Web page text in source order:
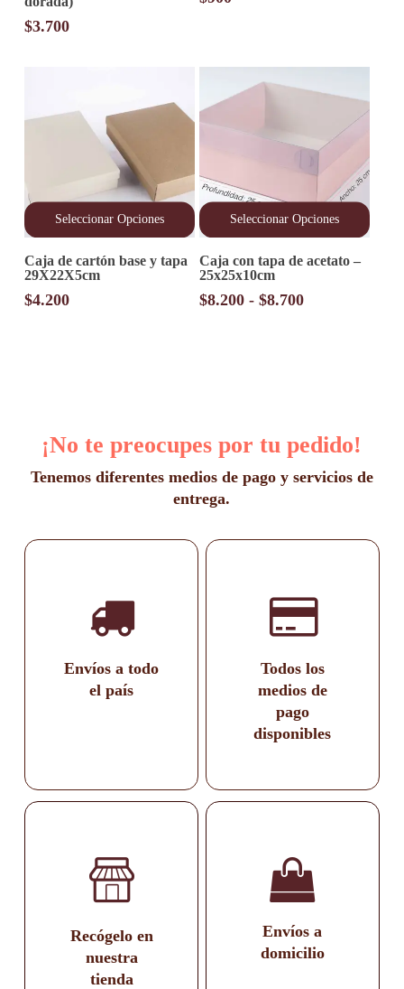
$3.700
Seleccionar Opciones
producto
tiene
múltiples
variantes.
página
producto
Caja de cartón base y tapa
29X22X5cm
$4.200
Seleccionar Opciones
producto
tiene
múltiples
variantes.
página
de
producto
Caja con tapa de acetato –
25x25x10cm
$8.200 - $8.700Rango
¡No te preocupes por tu pedido!
Tenemos diferentes medios de pago y servicios de
entrega.
Envíos a todo
el país
Todos los
medios de
pago
disponibles
Recógelo en
nuestra
tienda
Envíos a
domicilio